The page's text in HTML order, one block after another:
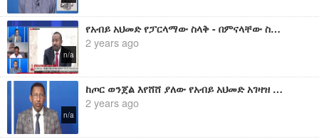
n/a
የአብይ አህመድ የፓርላማው ስላቅ - በምናላቸው ስማቸው
2 years ago
n/a
ከጦር ወንጀል እየሸሸ ያለው የአብይ አህመድ አገዛዝ - በምናላቸው ስማቸው
2 years ago